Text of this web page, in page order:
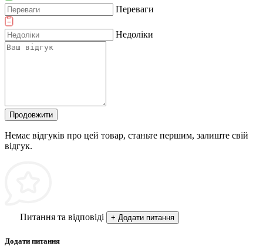
Переваги
Недоліки
Продовжити
Немає відгуків про цей товар, станьте першим, залиште свій
відгук.
Питання та відповіді + Додати питання
Додати питання